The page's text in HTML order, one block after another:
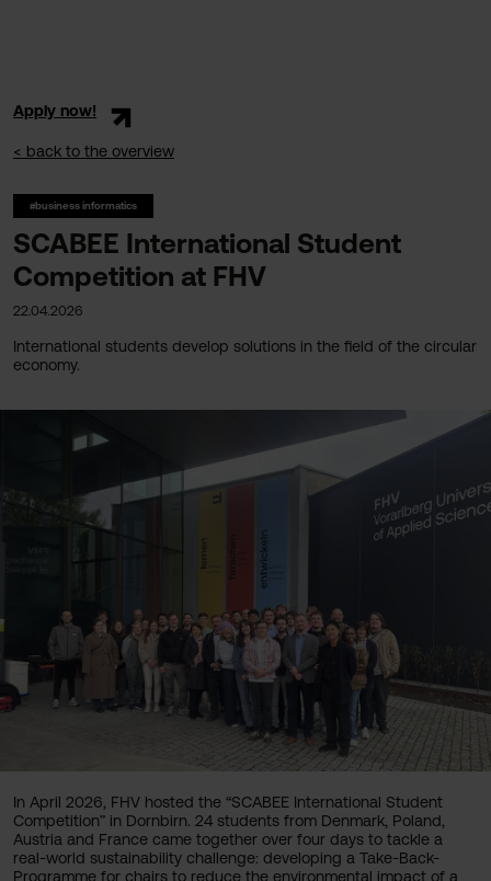
Apply now!
< back to the overview
#business informatics
SCABEE International Student
Competition at FHV
22.04.2026
International students develop solutions in the field of the circular
economy.
In April 2026, FHV hosted the “SCABEE International Student
Competition” in Dornbirn. 24 students from Denmark, Poland,
Austria and France came together over four days to tackle a
real-world sustainability challenge: developing a Take-Back-
Programme for chairs to reduce the environmental impact of a